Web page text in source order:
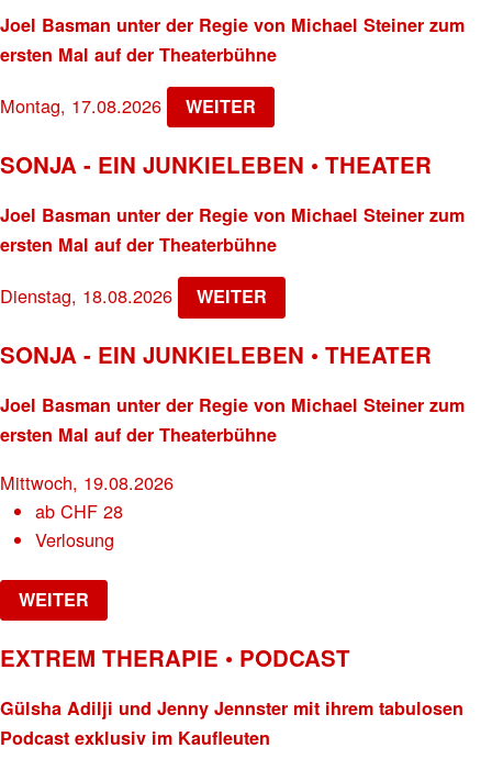
Joel Basman unter der Regie von Michael Steiner zum
ersten Mal auf der Theaterbühne
Montag, 17.08.2026 WEITER
SONJA - EIN JUNKIELEBEN • THEATER
Joel Basman unter der Regie von Michael Steiner zum
ersten Mal auf der Theaterbühne
Dienstag, 18.08.2026 WEITER
SONJA - EIN JUNKIELEBEN • THEATER
Joel Basman unter der Regie von Michael Steiner zum
ersten Mal auf der Theaterbühne
Mittwoch, 19.08.2026
abCHF 28
Verlosung
WEITER
EXTREM THERAPIE • PODCAST
Gülsha Adilji und Jenny Jennster mit ihrem tabulosen
Podcast exklusiv im Kaufleuten